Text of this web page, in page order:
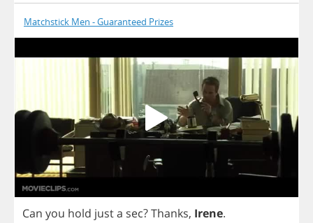
Matchstick Men - Guaranteed Prizes
Can you hold justa sec?Thanks, Irene.